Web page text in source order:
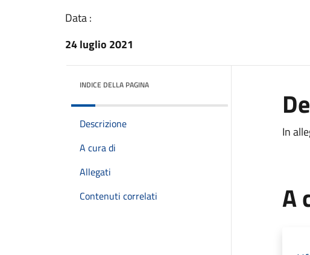
Data :
24 luglio 2021
INDICE DELLA PAGINA
Descrizione
A cura di
Allegati
Contenuti correlati
In
A